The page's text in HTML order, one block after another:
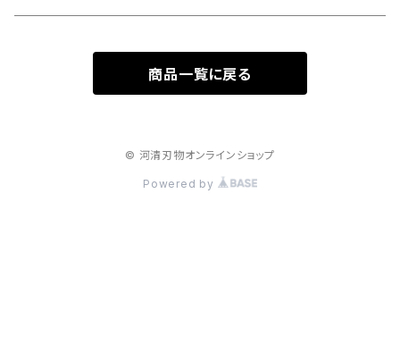
商品一覧に戻る
© 河清刃物オンラインショップ
Powered by